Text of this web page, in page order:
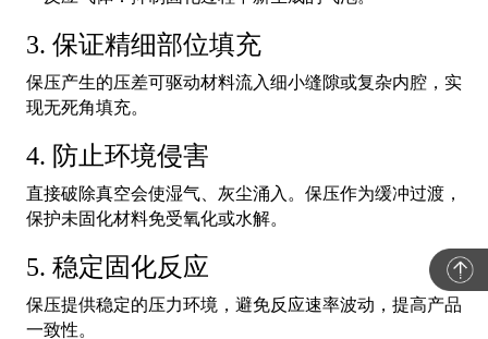
3. 保证精细部位填充
保压产生的压差可驱动材料流入细小缝隙或复杂内腔，实
现无死角填充。
4. 防止环境侵害
直接破除真空会使湿气、灰尘涌入。保压作为缓冲过渡，
保护未固化材料免受氧化或水解。
5. 稳定固化反应
保压提供稳定的压力环境，避免反应速率波动，提高产品
一致性。